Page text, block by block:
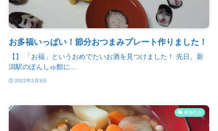
お多福いっぱい！節分おつまみプレート作りました！
【】 「お福」というおめでたいお酒を見つけました！ 先日、新
潟駅のぽんしゅ館に...
2022年2月3日
着物生活